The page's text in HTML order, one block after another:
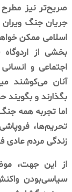
صریح‌تر نیز مطرح
جریان جنگ
اسلامی ممکن
بخشی از
اجتماعی و
آنان می‌کوشند
بگذارند و
اما تجربه همه
تحریم‌ها،
زندگی مردم عادی
از این جهت،
سیاسی‌بودن